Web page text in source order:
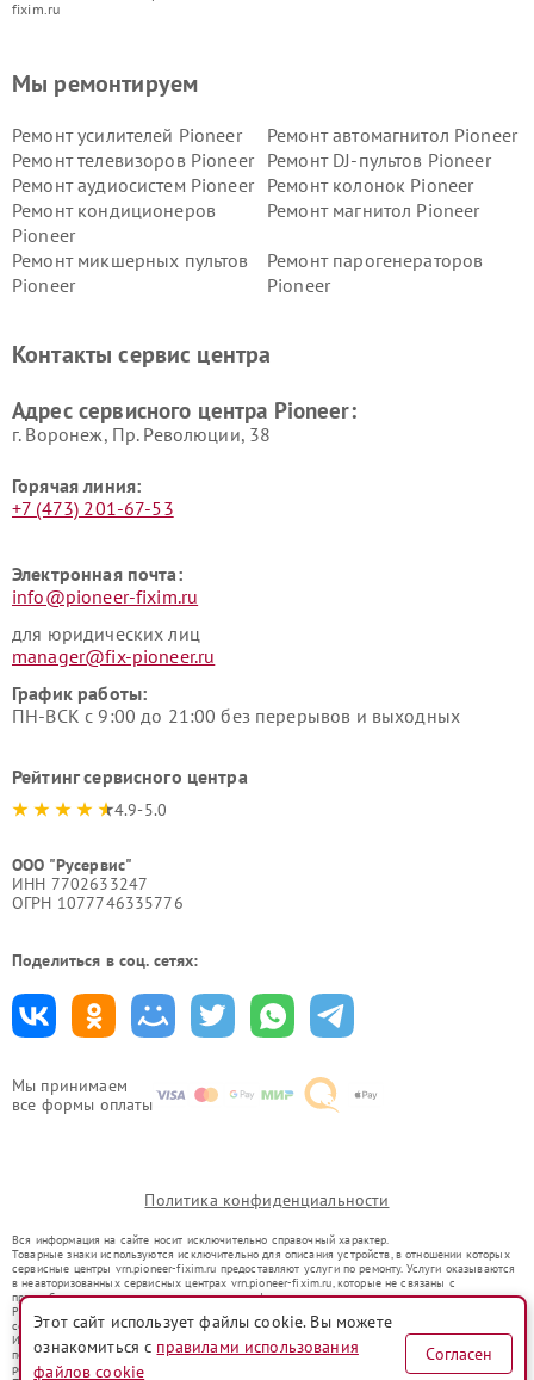
fixim.ru
Мы принимаем
все формы оплаты
Мы ремонтируем
Ремонт усилителей Pioneer
Ремонт автомагнитол Pioneer
Ремонт телевизоров Pioneer
Ремонт DJ-пультов Pioneer
Ремонт аудиосистем Pioneer
Ремонт колонок Pioneer
Ремонт кондиционеров
Pioneer
Ремонт магнитол Pioneer
Ремонт микшерных пультов
Pioneer
Ремонт парогенераторов
Pioneer
Контакты сервис центра
Адрес сервисного центра Pioneer:
г. Воронеж, Пр. Революции, 38
Горячая линия:
+7 (473) 201-67-53
Электронная почта:
info@pioneer-fixim.ru
для юридических лиц
manager@fix-pioneer.ru
График работы:
ПН-ВСК с 9:00 до 21:00 без перерывов и выходных
Рейтинг сервисного центра
4.9-5.0
ООО "Русервис"
ИНН 7702633247
ОГРН 1077746335776
Поделиться в соц. сетях:
Политика конфиденциальности
Вся информация на сайте носит исключительно справочный характер.
Товарные знаки используются исключительно для описания устройств, в отношении которых
сервисные центры vrn.pioneer-fixim.ru предоставляют услуги по ремонту. Услуги оказываются
в неавторизованных сервисных центрах vrn.pioneer-fixim.ru, которые не связаны с
правообладателями товарных знаков или их официальными представителями.
Ремонт осуществляется для устройств, уже введенных в гражданский оборот в соответствии
со статьей 1487 ГК РФ.
Использование товарных знаков не преследует цели индивидуализации услуг или введения
потребителей в заблуждение, а служит для информирования о предоставляемых услугах по
ремонту техники указанных брендов.
Этот сайт использует файлы cookie. Вы можете
ознакомиться с правилами использования
файлов cookie
Согласен